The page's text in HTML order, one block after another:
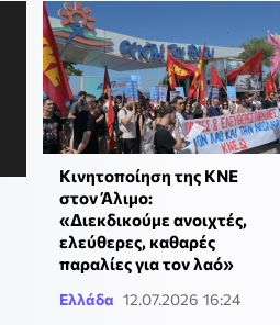
Κινητοποίηση της ΚΝΕ
στον Άλιμο:
«Διεκδικούμε ανοιχτές,
ελεύθερες, καθαρές
παραλίες για τον λαό»
Ελλάδα 12.07.2026 16:24